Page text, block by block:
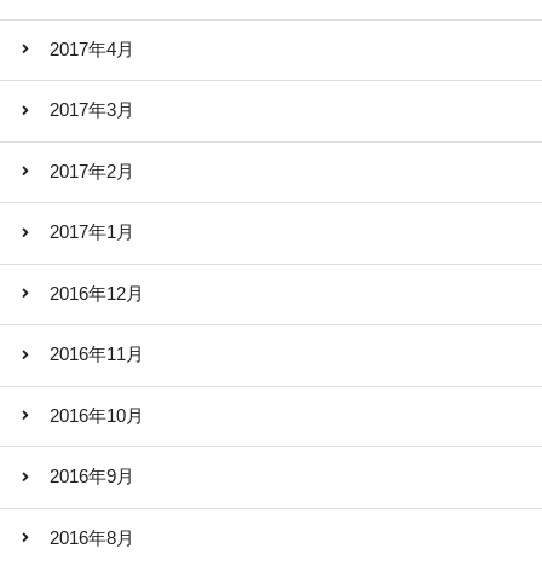
2017年4月
2017年3月
2017年2月
2017年1月
2016年12月
2016年11月
2016年10月
2016年9月
2016年8月